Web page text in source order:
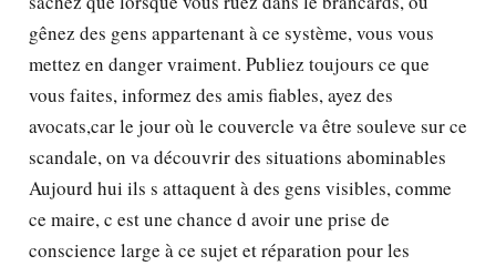
gênez des gens appartenant à ce système, vous vous
mettez en danger vraiment. Publiez toujours ce que
vous faites, informez des amis fiables, ayez des
avocats,car le jour où le couvercle va être souleve sur ce
scandale, on va découvrir des situations abominables
Aujourd hui ils s attaquent à des gens visibles, comme
ce maire, c est une chance d avoir une prise de
conscience large à ce sujet et réparation pour les